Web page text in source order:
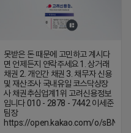
못받은 돈 때문에 고민하고 계시다
면 언제든지 연락주세요 1. 상거래
채권 2. 개인간 채권 3. 채무자 신용
및 재산조사 국내유일 코스닥상장
사 채권추심업계1위 고려신용정보
입니다 010 - 2878 - 7442 이세준
팀장
https://open.kakao.com/o/